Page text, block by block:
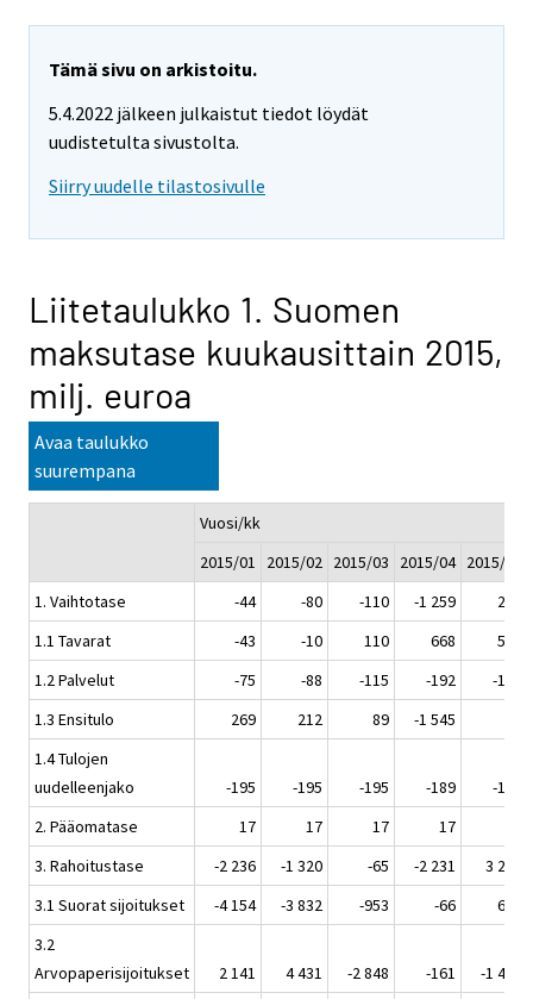
Tämä sivu on arkistoitu.
5.4.2022 jälkeen julkaistut tiedot löydät
uudistetulta sivustolta.
Siirry uudelle tilastosivulle
Liitetaulukko 1. Suomen
maksutase kuukausittain 2015,
milj. euroa
Avaa taulukko
suurempana
Vuosi/kk
2015/01
2015/02 2015/03 2015/04 2015/05
1. Vaihtotase
-44 -80 -110 -1 259
212
1.1 Tavarat
-43 -10 110 668
558
1.2 Palvelut
-75 -88 -115 -192
-187
1.3 Ensitulo
269 212 89 -1 545
1.4 Tulojen
uudelleenjako
-195 -195 -195 -189
-189
2. Pääomatase
17 17 17 17
3. Rahoitustase
-2 236 -1 320 -65 -2 231
3 243
3.1 Suorat sijoitukset
-4 154 -3 832 -953 -66
664
3.2
Arvopaperisijoitukset
2 141 4 431 -2 848 -161
-1 491